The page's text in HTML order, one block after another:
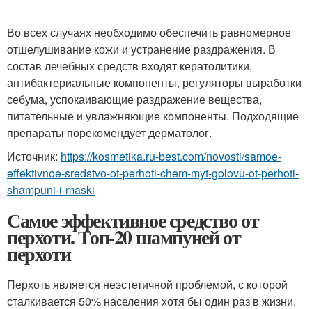
Во всех случаях необходимо обеспечить равномерное
отшелушивание кожи и устранение раздражения. В
состав лечебных средств входят кератолитики,
антибактериальные компоненты, регуляторы выработки
себума, успокаивающие раздражение вещества,
питательные и увлажняющие компоненты. Подходящие
препараты порекомендует дерматолог.
Источник: https://kosmetika.ru-best.com/novosti/samoe-
effektivnoe-sredstvo-ot-perhoti-chem-myt-golovu-ot-perhoti-
shampuni-i-maski
Самое эффективное средство от
перхоти. Топ-20 шампуней от
перхоти
Перхоть является неэстетичной проблемой, с которой
сталкивается 50% населения хотя бы один раз в жизни.